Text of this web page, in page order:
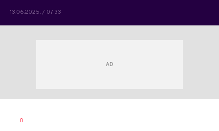
13.06.2025. / 07:33
AUTOR
0